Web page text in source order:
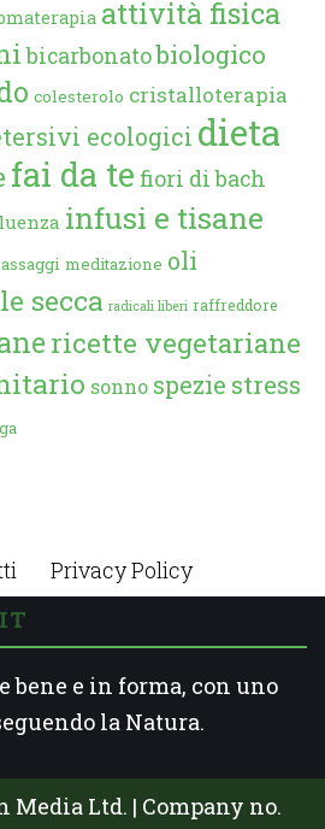
attività fisica
bicarbonatobiologico
colesterolo cristalloterapia
ecologici dieta
fai da te fiori di bach
infusi e tisane
meditazione oli
secca radicali liberi raffreddore
ricette vegetariane
sonno spezie stress
Privacy Policy
bene e in forma, con uno
la Natura.
Media Ltd. | Company no.